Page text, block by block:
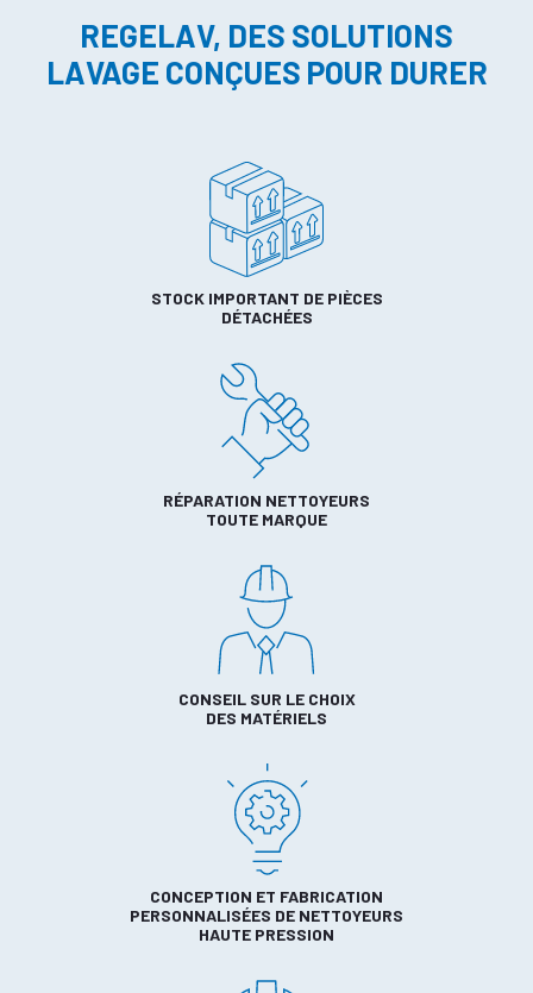
REGELAV, DES SOLUTIONS
LAVAGE CONÇUES POUR DURER
STOCK IMPORTANT DE PIÈCES
DÉTACHÉES
RÉPARATION NETTOYEURS
TOUTE MARQUE
CONSEIL SUR LE CHOIX
DES MATÉRIELS
CONCEPTION ET FABRICATION
PERSONNALISÉES DE NETTOYEURS
HAUTE PRESSION